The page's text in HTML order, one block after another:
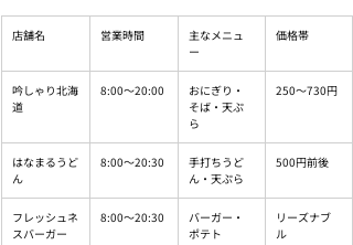
店舗名 営業時間
主なメニュ
ー
価格帯
吟しゃり北海
道
8:00〜20:00
おにぎり・
そば・天ぷ
ら
250〜730円
はなまるうど
ん
8:00〜20:30
手打ちうど
ん・天ぷら
500円前後
フレッシュネ
スバーガー
8:00〜20:30
バーガー・
ポテト
リーズナブ
ル